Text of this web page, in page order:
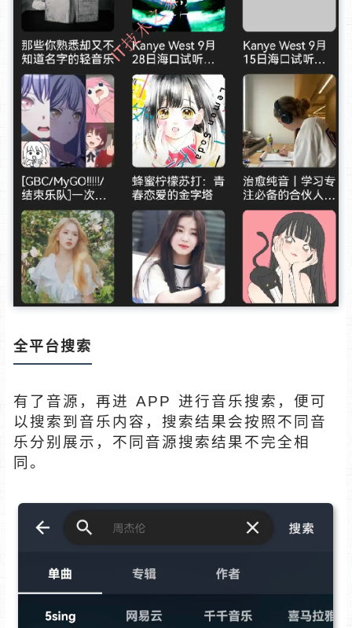
全平台搜索
有了音源，再进 APP 进行音乐搜索，便可
以搜索到音乐内容，搜索结果会按照不同音
乐分别展示，不同音源搜索结果不完全相
同。